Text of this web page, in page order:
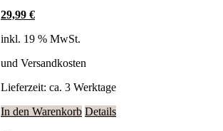
29,99 €
inkl. 19 % MwSt.
und Versandkosten
Lieferzeit: ca. 3 Werktage
In den Warenkorb Details